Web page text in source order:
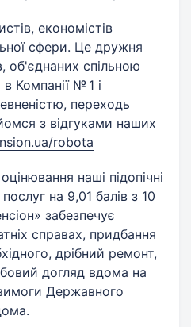
економістів
сфери. Це дружня
об'єднаних спільною
Компанії № 1 і
переходь
з відгуками наших
robota
наші підопічні
на 9,01 балів з 10
забезпечує
справах, придбання
дрібний ремонт,
догляд вдома на
Державного